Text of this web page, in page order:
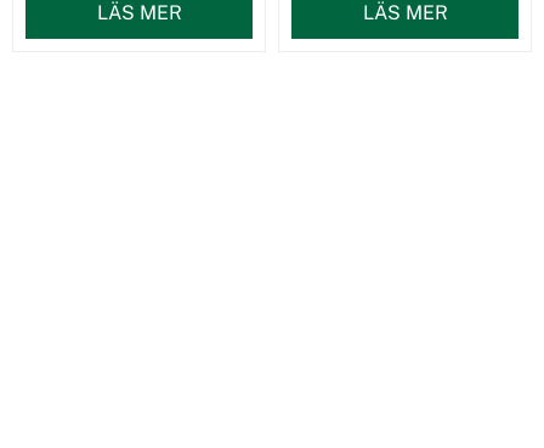
LÄS MER LÄS MER